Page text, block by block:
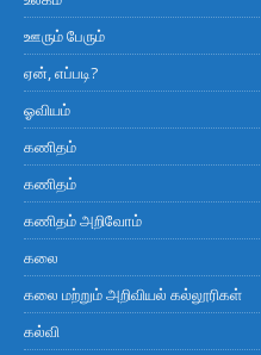
ஊரும் பேரும்
ஏன், எப்படி?
ஓவியம்
கணிதம்
கணிதம்
கணிதம் அறிவோம்
கலை
கலை மற்றும் அறிவியல் கல்லூரிகள்
கல்வி